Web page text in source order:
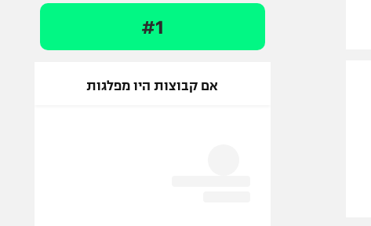
#1
אם קבוצות היו מפלגות